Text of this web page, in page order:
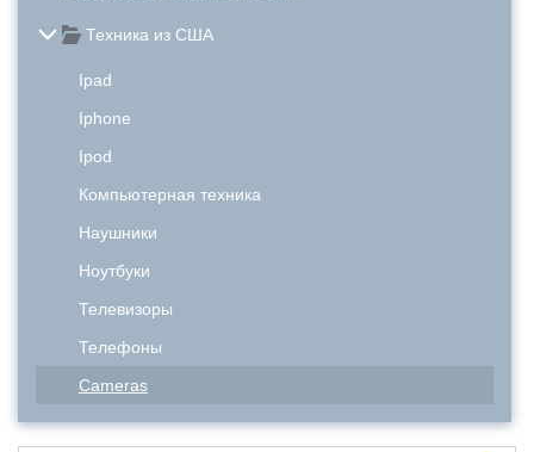
Техника из США
Ipad
Iphone
Ipod
Компьютерная техника
Наушники
Ноутбуки
Телевизоры
Телефоны
Cameras